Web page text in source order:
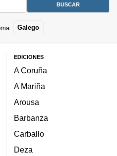
Galego
EDICIONES
A Coruña
A Mariña
Arousa
Barbanza
Carballo
Deza